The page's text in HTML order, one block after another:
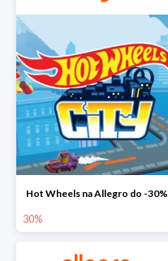
Hot Wheels na Allegro do -30%
30%